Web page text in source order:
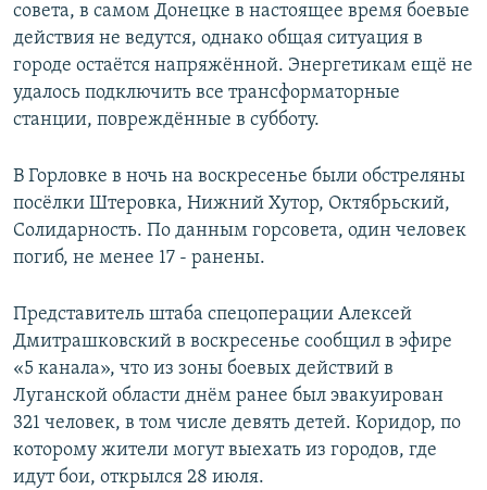
совета, в самом Донецке в настоящее время боевые
действия не ведутся, однако общая ситуация в
городе остаётся напряжённой. Энергетикам ещё не
удалось подключить все трансформаторные
станции, повреждённые в субботу.
В Горловке в ночь на воскресенье были обстреляны
посёлки Штеровка, Нижний Хутор, Октябрьский,
Солидарность. По данным горсовета, один человек
погиб, не менее 17 - ранены.
Представитель штаба спецоперации Алексей
Дмитрашковский в воскресенье сообщил в эфире
«5 канала», что из зоны боевых действий в
Луганской области днём ранее был эвакуирован
321 человек, в том числе девять детей. Коридор, по
которому жители могут выехать из городов, где
идут бои, открылся 28 июля.